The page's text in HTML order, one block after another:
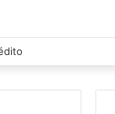
de Convenções